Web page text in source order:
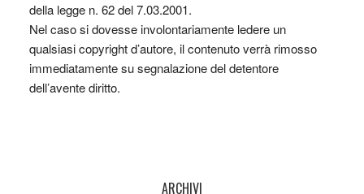
della legge n. 62 del 7.03.2001.
Nel caso si dovesse involontariamente ledere un
qualsiasi copyright d’autore, il contenuto verrà rimosso
immediatamente su segnalazione del detentore
dell’avente diritto.
ARCHIVI